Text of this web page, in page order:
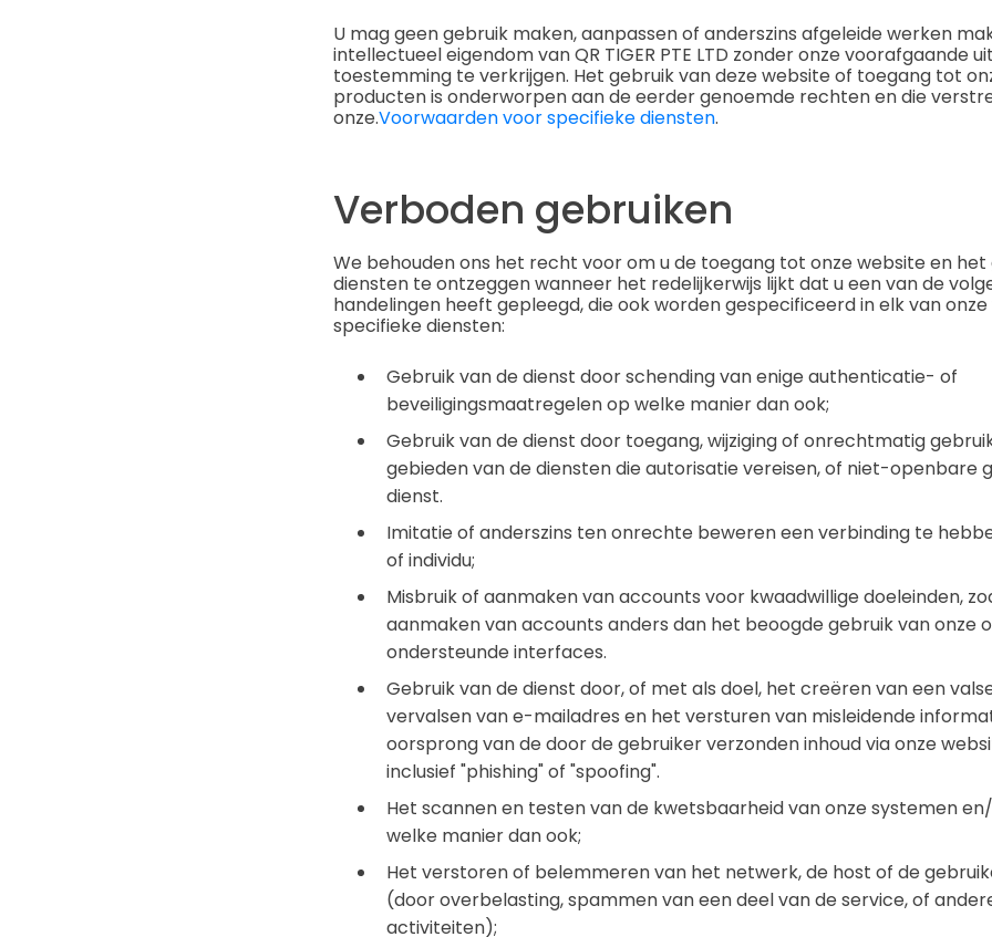
U mag geen gebruik maken, aanpassen of anderszins afgeleide werken
intellectueel eigendom van QR TIGER PTE LTD zonder onze voorafgaande
toestemming te verkrijgen. Het gebruik van deze website of toegang tot
producten is onderworpen aan de eerder genoemde rechten en die
onze.Voorwaarden voor specifieke diensten.
Verboden gebruiken
We behouden ons het recht voor om u de toegang tot onze website en het
diensten te ontzeggen wanneer het redelijkerwijs lijkt dat u een van de
handelingen heeft gepleegd, die ook worden gespecificeerd in elk van
specifieke diensten:
Gebruik van de dienst door schending van enige authenticatie- of
beveiligingsmaatregelen op welke manier dan ook;
Gebruik van de dienst door toegang, wijziging of onrechtmatig
gebieden van de diensten die autorisatie vereisen, of niet-openbare
dienst.
Imitatie of anderszins ten onrechte beweren een verbinding te
of individu;
Misbruik of aanmaken van accounts voor kwaadwillige doeleinden,
aanmaken van accounts anders dan het beoogde gebruik van onze
ondersteunde interfaces.
Gebruik van de dienst door, of met als doel, het creëren van een
vervalsen van e-mailadres en het versturen van misleidende
oorsprong van de door de gebruiker verzonden inhoud via onze
inclusief "phishing" of "spoofing".
Het scannen en testen van de kwetsbaarheid van onze systemen
welke manier dan ook;
Het verstoren of belemmeren van het netwerk, de host of de
(door overbelasting, spammen van een deel van de service, of
activiteiten);